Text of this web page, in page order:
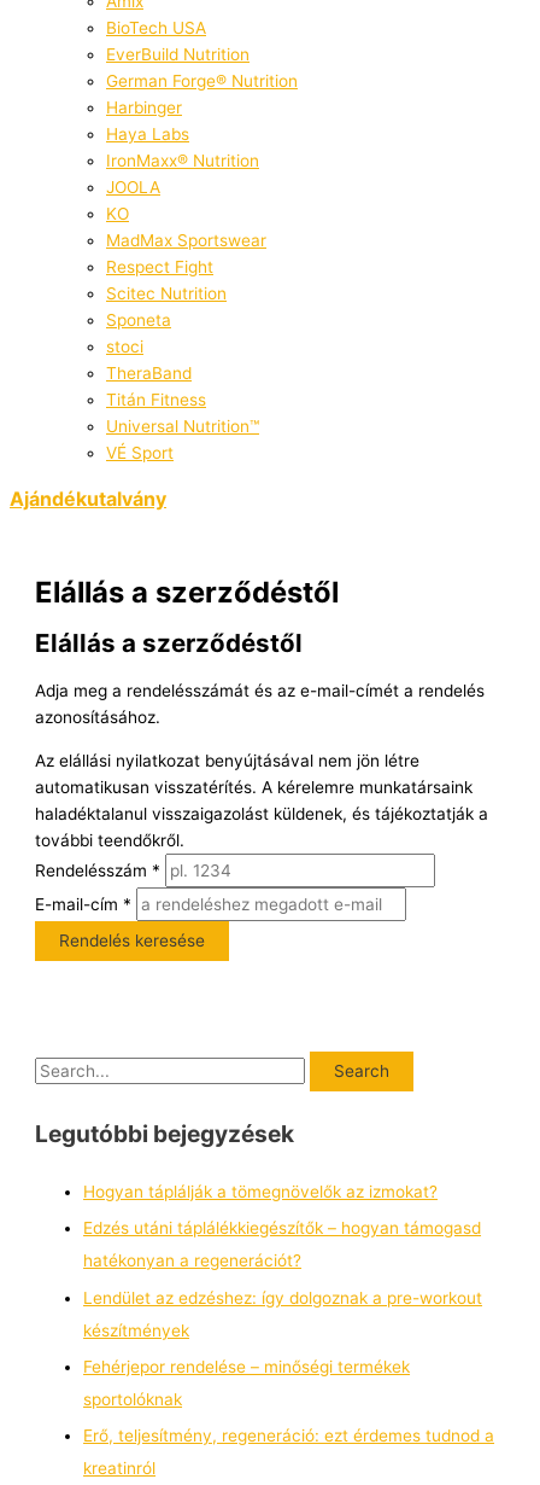
BioTech USA
EverBuild Nutrition
German Forge® Nutrition
Harbinger
Haya Labs
IronMaxx® Nutrition
JOOLA
KO
MadMax Sportswear
Respect Fight
Scitec Nutrition
Sponeta
stoci
TheraBand
Titán Fitness
Universal Nutrition™
VÉ Sport
Ajándékutalvány
Elállás a szerződéstől
Elállás a szerződéstől
Adja meg a rendelésszámát és az e-mail-címét a rendelés
azonosításához.
Az elállási nyilatkozat benyújtásával nem jön létre
automatikusan visszatérítés. A kérelemre munkatársaink
haladéktalanul visszaigazolást küldenek, és tájékoztatják a
további teendőkről.
Rendelésszám *
E-mail-cím *
Rendelés keresése
Legutóbbi bejegyzések
Hogyan táplálják a tömegnövelők az izmokat?
Edzés utáni táplálékkiegészítők – hogyan támogasd
hatékonyan a regenerációt?
Lendület az edzéshez: így dolgoznak a pre-workout
készítmények
Fehérjepor rendelése – minőségi termékek
sportolóknak
Erő, teljesítmény, regeneráció: ezt érdemes tudnod a
kreatinról